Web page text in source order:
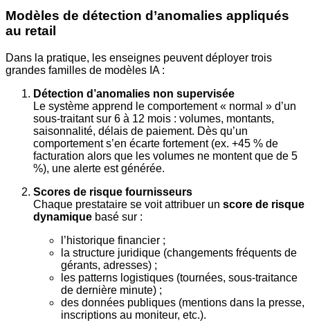
Modèles de détection d’anomalies appliqués
au retail
Dans la pratique, les enseignes peuvent déployer trois
grandes familles de modèles IA :
Détection d’anomalies non supervisée
Le système apprend le comportement « normal » d’un
sous-traitant sur 6 à 12 mois : volumes, montants,
saisonnalité, délais de paiement. Dès qu’un
comportement s’en écarte fortement (ex. +45 % de
facturation alors que les volumes ne montent que de 5
%), une alerte est générée.
Scores de risque fournisseurs
Chaque prestataire se voit attribuer un score de risque
dynamique basé sur :
l’historique financier ;
la structure juridique (changements fréquents de
gérants, adresses) ;
les patterns logistiques (tournées, sous-traitance
de dernière minute) ;
des données publiques (mentions dans la presse,
inscriptions au moniteur, etc.).